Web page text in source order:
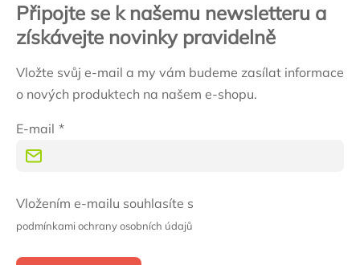
Připojte se k našemu newsletteru a
získávejte novinky pravidelně
Vložte svůj e-mail a my vám budeme zasílat informace
o nových produktech na našem e-shopu.
E-mail
Vložením e-mailu souhlasíte s
podmínkami ochrany osobních údajů